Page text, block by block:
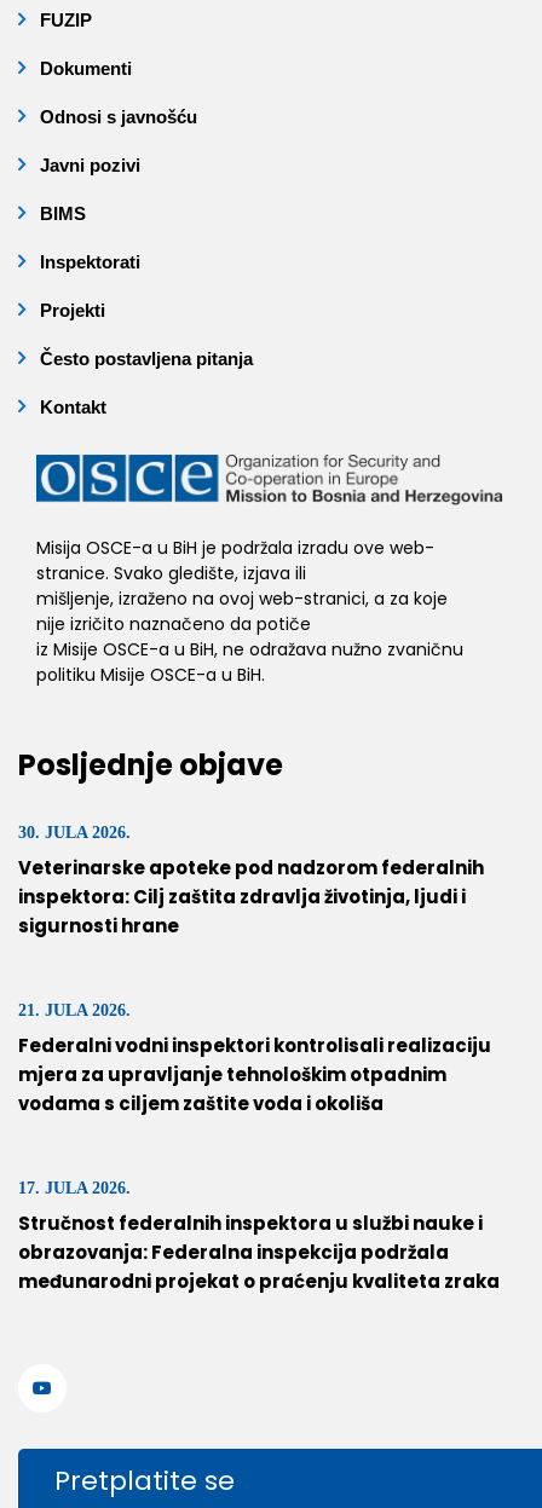
FUZIP
Dokumenti
Odnosi s javnošću
Javni pozivi
BIMS
Inspektorati
Projekti
Često postavljena pitanja
Kontakt
Misija OSCE-a u BiH je podržala izradu ove web-
stranice. Svako gledište, izjava ili
mišljenje, izraženo na ovoj web-stranici, a za koje
nije izričito naznačeno da potiče
iz Misije OSCE-a u BiH, ne odražava nužno zvaničnu
politiku Misije OSCE-a u BiH.
Posljednje objave
30. JULA 2026.
Veterinarske apoteke pod nadzorom federalnih
inspektora: Cilj zaštita zdravlja životinja, ljudi i
sigurnosti hrane
21. JULA 2026.
Federalni vodni inspektori kontrolisali realizaciju
mjera za upravljanje tehnološkim otpadnim
vodama s ciljem zaštite voda i okoliša
17. JULA 2026.
Stručnost federalnih inspektora u službi nauke i
obrazovanja: Federalna inspekcija podržala
međunarodni projekat o praćenju kvaliteta zraka
Pretplatite se